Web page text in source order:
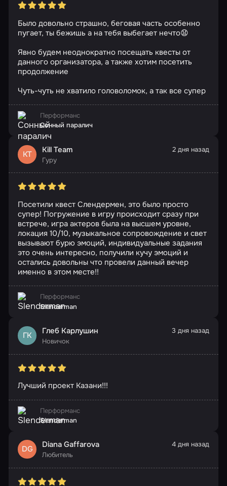
Было довольно страшно, беговая часть особенно
пугает, ты бежишь а на тебя выбегает нечто😧
Явно будем неоднократно посещать квесты от
данного организатора, а также хотим посетить
продолжение
Чуть-чуть не хватило головоломок, а так все супер
Перформанс
Сонный паралич
KT Kill Team
Гуру
2 дня назад
Посетили квест Слендермен, это было просто
супер! Погружение в игру происходит сразу при
встрече, игра актеров была на высшем уровне,
локация 10/10, музыкальное сопровождение и свет
вызывают бурю эмоций, индивидуальные задания
это очень интересно, получили кучу эмоций и
остались довольны что провели данный вечер
именно в этом месте!!
Перформанс
Slenderman
ГК Глеб Карлушин
Новичок
3 дня назад
Лучший проект Казани!!!
Перформанс
Slenderman
DG Diana Gaffarova
Любитель
4 дня назад